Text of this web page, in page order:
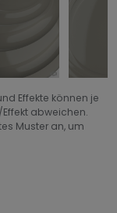
Effekte können je
abweichen.
Muster an, um